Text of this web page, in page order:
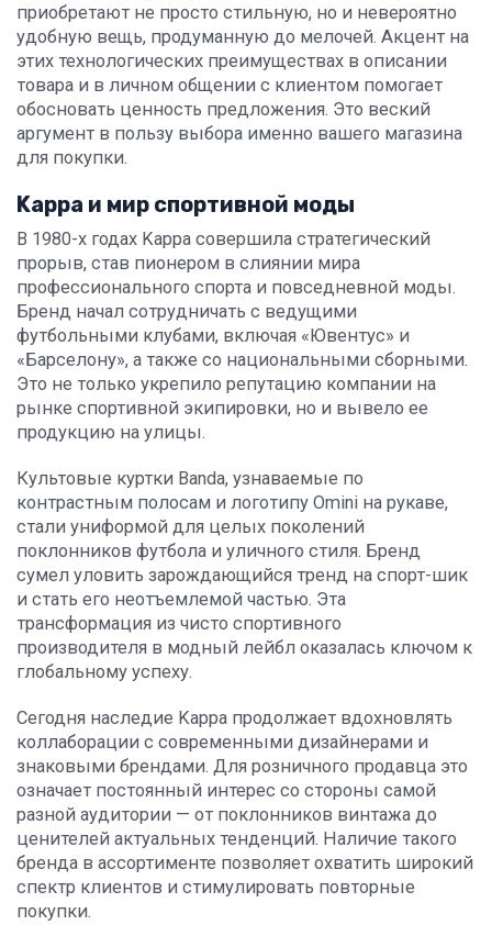
приобретают не просто стильную, но и невероятно
удобную вещь, продуманную до мелочей. Акцент на
этих технологических преимуществах в описании
товара и в личном общении с клиентом помогает
обосновать ценность предложения. Это веский
аргумент в пользу выбора именно вашего магазина
для покупки.
Kappa и мир спортивной моды
В 1980-х годах Kappa совершила стратегический
прорыв, став пионером в слиянии мира
профессионального спорта и повседневной моды.
Бренд начал сотрудничать с ведущими
футбольными клубами, включая «Ювентус» и
«Барселону», а также со национальными сборными.
Это не только укрепило репутацию компании на
рынке спортивной экипировки, но и вывело ее
продукцию на улицы.
Культовые куртки Banda, узнаваемые по
контрастным полосам и логотипу Omini на рукаве,
стали униформой для целых поколений
поклонников футбола и уличного стиля. Бренд
сумел уловить зарождающийся тренд на спорт-шик
и стать его неотъемлемой частью. Эта
трансформация из чисто спортивного
производителя в модный лейбл оказалась ключом к
глобальному успеху.
Сегодня наследие Kappa продолжает вдохновлять
коллаборации с современными дизайнерами и
знаковыми брендами. Для розничного продавца это
означает постоянный интерес со стороны самой
разной аудитории — от поклонников винтажа до
ценителей актуальных тенденций. Наличие такого
бренда в ассортименте позволяет охватить широкий
спектр клиентов и стимулировать повторные
покупки.